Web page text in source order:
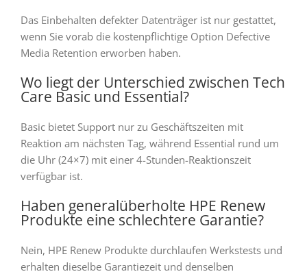
Das Einbehalten defekter Datenträger ist nur gestattet,
wenn Sie vorab die kostenpflichtige Option Defective
Media Retention erworben haben.
Wo liegt der Unterschied zwischen Tech
Care Basic und Essential?
Basic bietet Support nur zu Geschäftszeiten mit
Reaktion am nächsten Tag, während Essential rund um
die Uhr (24×7) mit einer 4-Stunden-Reaktionszeit
verfügbar ist.
Haben generalüberholte HPE Renew
Produkte eine schlechtere Garantie?
Nein, HPE Renew Produkte durchlaufen Werkstests und
erhalten dieselbe Garantiezeit und denselben